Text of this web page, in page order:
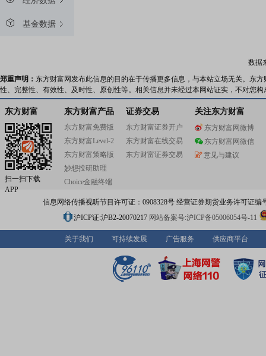
基金数据
数据
郑重声明： 东方财富网发布此信息的目的在于传播更多信息，与本站立场无关。东
性、完整性、有效性、及时性、原创性等。相关信息并未经过本网站证实，不对您
东方财富
扫一扫下载
APP
东方财富产品
东方财富免费版
东方财富Level-2
东方财富策略版
妙想投研助理
Choice金融终端
证券交易
东方财富证券开户
东方财富在线交易
东方财富证券交易
关注东方财富
东方财富网微博
东方财富网微信
意见与建议
信息网络传播视听节目许可证：0908328号 经营证券期货业务许可证编
沪ICP证:沪B2-20070217 网站备案号:沪ICP备05006054号-11
关于我们 可持续发展 广告服务 供应商平台